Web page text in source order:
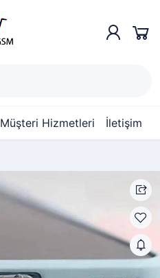
Müşteri Hizmetleri İletişim